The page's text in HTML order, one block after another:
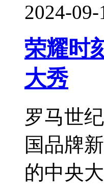
2024-09-
荣耀时
大秀
罗马世
国品牌
的中央